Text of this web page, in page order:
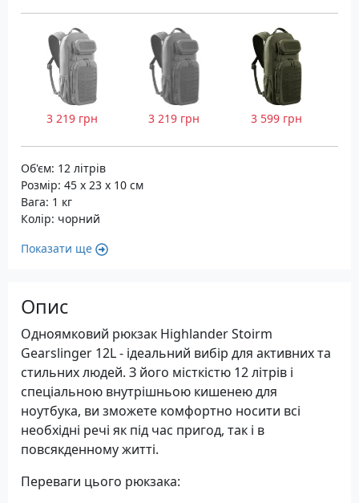
3 219 грн 3 219 грн 3 599 грн
Об'єм: 12 літрів
Розмір: 45 x 23 x 10 см
Вага: 1 кг
Колір: чорний
Показати ще
Опис
Одноямковий рюкзак Highlander Stoirm
Gearslinger 12L - ідеальний вибір для активних та
стильних людей. З його місткістю 12 літрів і
спеціальною внутрішньою кишенею для
ноутбука, ви зможете комфортно носити всі
необхідні речі як під час пригод, так і в
повсякденному житті.
Переваги цього рюкзака: